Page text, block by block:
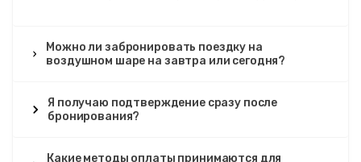
доступность с повышенным комфортом и
превосходными условиями просмотра.
8-12 пассажиров, обеспечивая VIP-обслуживание на
протяжении всего путешествия. Эти
70-90-минутные полеты, изысканные завтраки,
Можно ли забронировать поездку на
воздушном шаре на завтра или сегодня?
Я получаю подтверждение сразу после
бронирования?
Какие методы оплаты принимаются для